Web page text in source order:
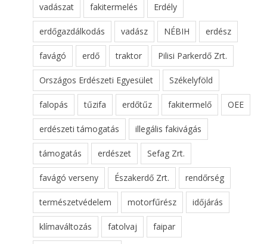
vadászat fakitermelés Erdély
erdőgazdálkodás vadász NÉBIH erdész
favágó erdő traktor Pilisi Parkerdő Zrt.
Országos Erdészeti Egyesület Székelyföld
falopás tűzifa erdőtűz fakitermelő OEE
erdészeti támogatás illegális fakivágás
támogatás erdészet Sefag Zrt.
favágó verseny Északerdő Zrt. rendőrség
természetvédelem motorfűrész időjárás
klímaváltozás fatolvaj faipar